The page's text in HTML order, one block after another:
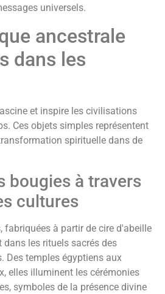
universels.
ancestrale
dans les
et inspire les civilisations
Ces objets simples représentent
spirituelle dans de
bougies à travers
cultures
fabriquées à partir de cire d'abeille
dans les rituels sacrés des
Des temples égyptiens aux
elles illuminent les cérémonies
symboles de la présence divine